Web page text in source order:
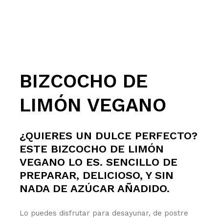
BIZCOCHO DE
LIMÓN VEGANO
¿QUIERES UN DULCE PERFECTO?
ESTE BIZCOCHO DE LIMÓN
VEGANO LO ES. SENCILLO DE
PREPARAR, DELICIOSO, Y SIN
NADA DE AZÚCAR AÑADIDO.
Lo puedes disfrutar para desayunar, de postre